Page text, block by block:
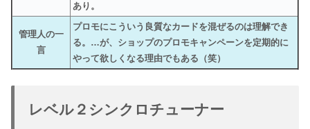
あり。
管理人の一
言
プロモにこういう良質なカードを混ぜるのは理解でき
る。…が、ショップのプロモキャンペーンを定期的に
やって欲しくなる理由でもある（笑）
レベル２シンクロチューナー